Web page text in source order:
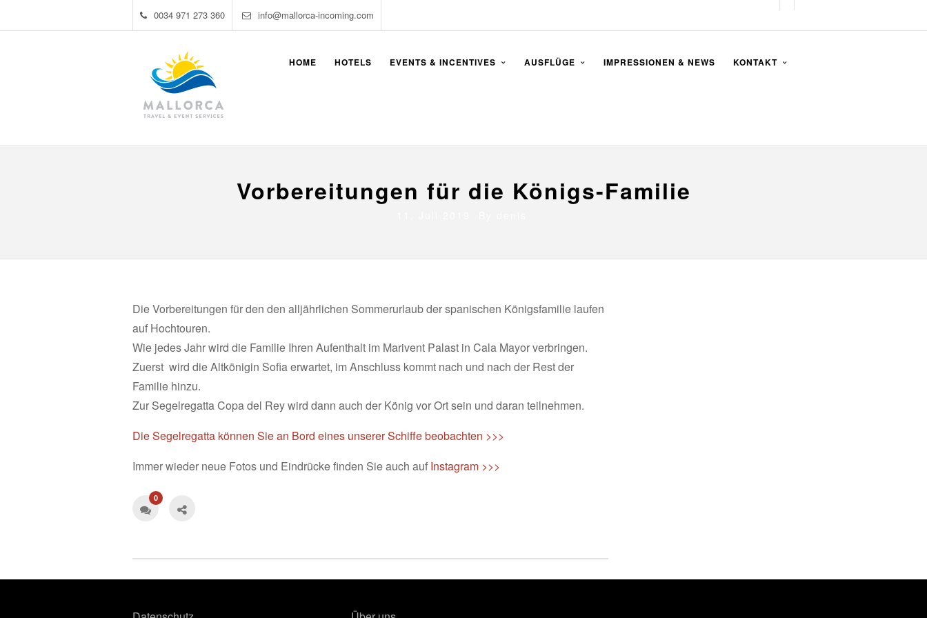
0034 971 273 360 info@mallorca-incoming.com
HOME HOTELS EVENTS & INCENTIVES AUSFLÜGE IMPRESSIONEN & NEWS KONTAKT
Vorbereitungen für die Königs-Familie
Die Vorbereitungen für den den alljährlichen Sommerurlaub der spanischen Königsfamilie laufen
auf Hochtouren.
Wie jedes Jahr wird die Familie Ihren Aufenthalt im Marivent Palast in Cala Mayor verbringen.
Zuerst wird die Altkönigin Sofia erwartet, im Anschluss kommt nach und nach der Rest der
Familie hinzu.
Zur Segelregatta Copa del Rey wird dann auch der König vor Ort sein und daran teilnehmen.
Die Segelregatta können Sie an Bord eines unserer Schiffe beobachten >>>
Immer wieder neue Fotos und Eindrücke finden Sie auch auf Instagram >>>
0